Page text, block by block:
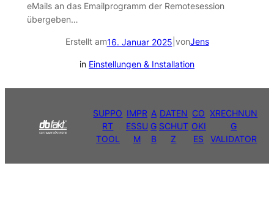
eMails an das Emailprogramm der Remotesession
übergeben…
Erstellt am16. Januar 2025 vonJens
in Einstellungen & Installation
SUPPO
RT
TOOL
IMPR
ESSU
M
A
G
B
DATEN
SCHUT
Z
CO
OKI
ES
XRECHNUN
G
VALIDATOR